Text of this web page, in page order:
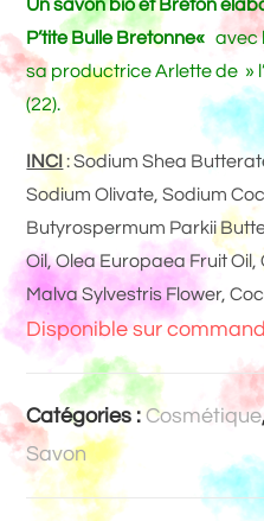
Un savon bio etBreton
P’tite Bulle Bretonne« avec
sa productrice Arlette de »
(22).
INCI : Sodium Shea
Sodium Olivate, Sodium
Butyrospermum Parkii
Oil, Olea Europaea Fruit
Malva Sylvestris Flower,
Disponible sur
Catégories :Cosmétique
Savon